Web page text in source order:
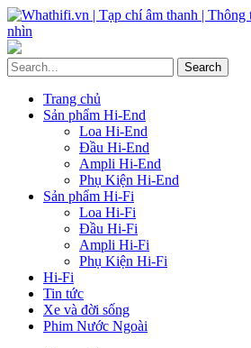
Trang chủ
Sản phẩm Hi-End
Loa Hi-End
Đầu Hi-End
Ampli Hi-End
Phụ Kiện Hi-End
Sản phẩm Hi-Fi
Loa Hi-Fi
Đầu Hi-Fi
Ampli Hi-Fi
Phụ Kiện Hi-Fi
Hi-Fi
Tin tức
Xe và đời sống
Phim Nước Ngoài